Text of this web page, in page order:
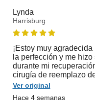
Lynda
Harrisburg
¡Estoy muy
la perfección y me
durante mi
cirugía de reemplazo
Ver original
Hace 4 semanas